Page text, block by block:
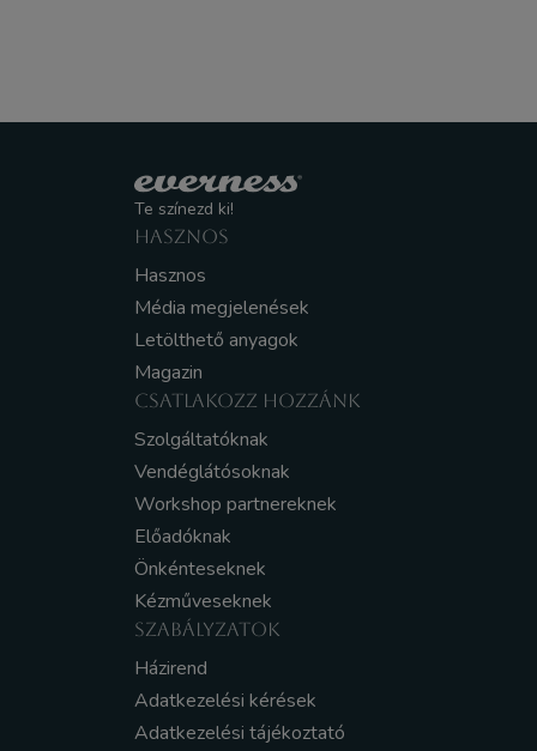
Te színezd ki!
HASZNOS
Hasznos
Média megjelenések
Letölthető anyagok
Magazin
CSATLAKOZZ HOZZÁNK
Szolgáltatóknak
Vendéglátósoknak
Workshop partnereknek
Előadóknak
Önkénteseknek
Kézműveseknek
SZABÁLYZATOK
Házirend
Adatkezelési kérések
Adatkezelési tájékoztató